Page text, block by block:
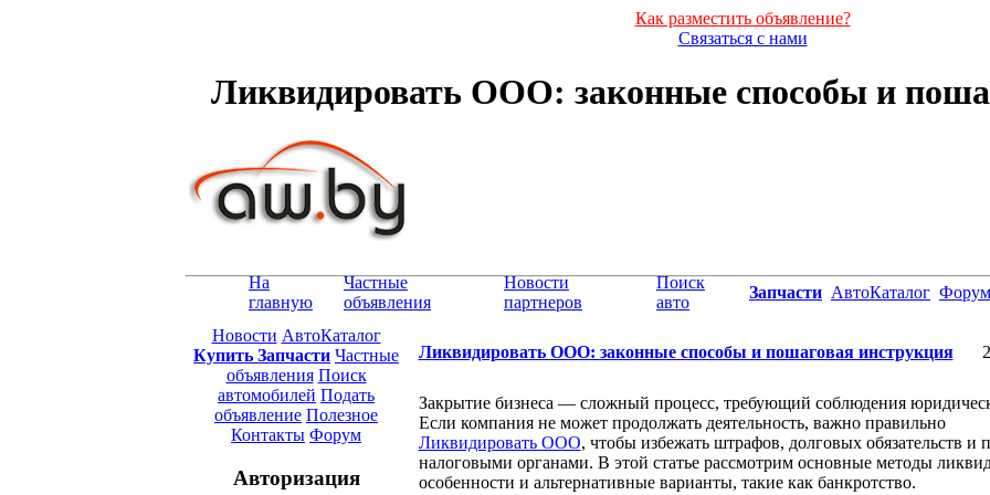
Как разместить объявление?
Связаться с нами
Ликвидировать ООО: законные способы и
На
главную
Частные
объявления
Новости
партнеров
Поиск
авто
Запчасти АвтоКаталог Форум
Новости АвтоКаталог
Купить Запчасти Частные
объявления Поиск
автомобилей Подать
объявление Полезное
Контакты Форум
Авторизация
Ликвидировать ООО: законные способы и пошаговая инструкция
Закрытие бизнеса — сложный процесс, требующий соблюдения
Если компания не может продолжать деятельность, важно правильно
Ликвидировать ООО, чтобы избежать штрафов, долговых обязательств и
налоговыми органами. В этой статье рассмотрим основные методы
особенности и альтернативные варианты, такие как банкротство.